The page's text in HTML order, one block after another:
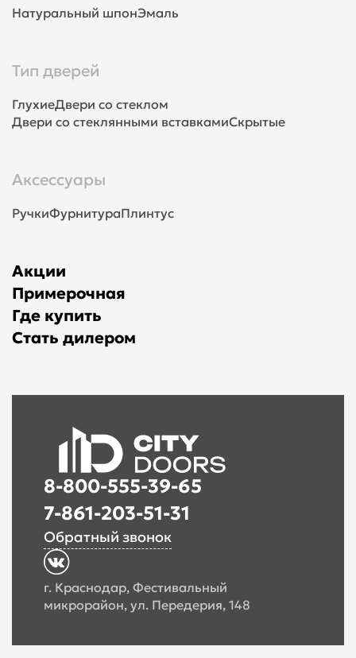
Натуральный шпонЭмаль
Тип дверей
ГлухиеДвери со стеклом
Двери со стеклянными вставкамиСкрытые
Аксессуары
РучкиФурнитураПлинтус
Акции
Примерочная
Где купить
Стать дилером
8-800-555-39-65
7-861-203-51-31
Обратный звонок
г. Краснодар, Фестивальный
микрорайон, ул. Передерия, 148